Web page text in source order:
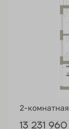
2-комнатная
13 231 960